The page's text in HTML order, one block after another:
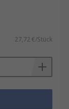
27,72 €/Stück